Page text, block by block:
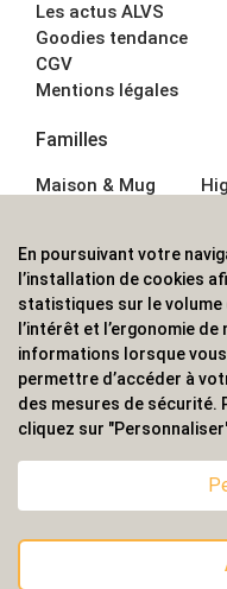
Les actus ALVS
Goodies tendance
CGV
Mentions légales
Familles
Maison & Mug
Écriture
Bagagerie sacs
ALVS, fournisseur
professionnels. Une
couverture
En poursuivant votre
l’installation de cookies
statistiques sur le
l’intérêt et l’ergonomie
informations lorsque
permettre d’accéder à
des mesures de sécurité.
cliquez sur